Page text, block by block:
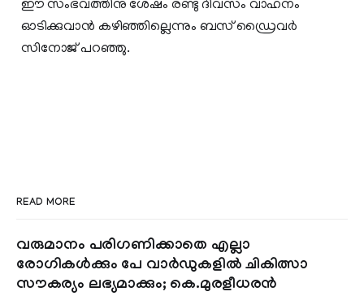
ഈ സംഭവത്തിനു ശേഷം രണ്ടു ദിവസം വാഹനം
ഓടിക്കുവാൻ കഴിഞ്ഞില്ലെന്നും ബസ് ഡ്രൈവർ
സിനോജ് പറഞ്ഞു.
READ MORE
വരുമാനം പരിഗണിക്കാതെ എല്ലാ
രോഗികൾക്കും പേ വാർഡുകളിൽ ചികിത്സാ
സൗകര്യം ലഭ്യമാക്കും; കെ.മുരളീധരൻ